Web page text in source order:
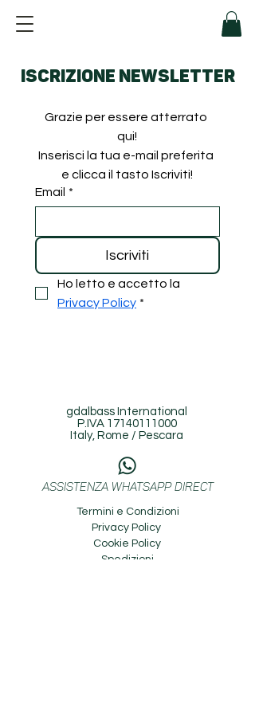
ISCRIZIONE NEWSLETTER
Grazie per essere atterrato
qui!
Inserisci la tua e-mail preferita
e clicca il tasto Iscriviti!
Email *
Iscriviti
Privacy Policy *
gdalbass International
P.IVA 17140111000
Italy, Rome / Pescara
ASSISTENZA WHATSAPP DIRECT
Termini e Condizioni
Privacy Policy
Cookie Policy
Spedizioni